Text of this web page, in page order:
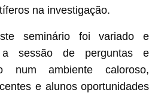
na investigação.
seminário foi variado e
a sessão de perguntas e
num ambiente caloroso,
e alunos oportunidades